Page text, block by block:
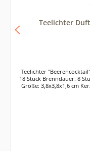
Teelichter
Teelichter "Beerencocktail" 18
18 Stück Brenndauer: 8 Stunden Hochwertige Qualität der Marke Spaas
Größe: 3,8x3,8x1,6 cm Kerzen & Teelichter sorgen für eine angenehme
dem Duft
hochwertigen Teelichter